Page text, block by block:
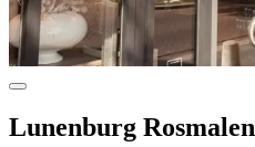
Lunenburg Rosmalen